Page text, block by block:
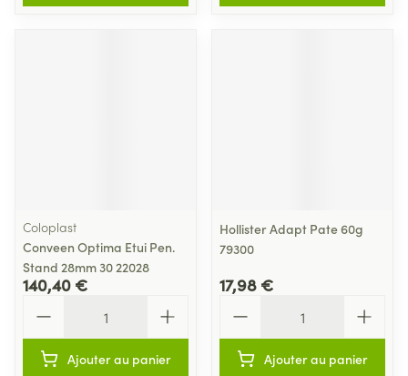
Coloplast
Conveen Optima Etui Pen.
Stand 28mm 30 22028
140,40 €
Ajouter au panier
Hollister Adapt Pate 60g
79300
17,98 €
Ajouter au panier